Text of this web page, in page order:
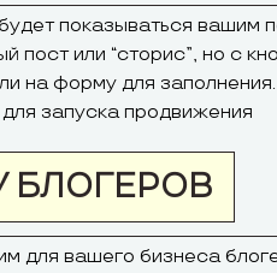
показываться вашим
пост или “сторис”, но с
на форму для
запуска продвижения
БЛОГЕРОВ
для вашего бизнеса